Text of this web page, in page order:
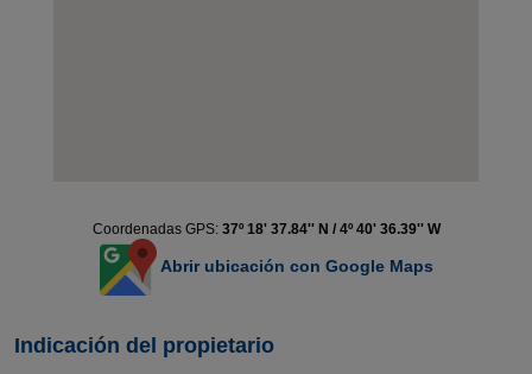
Coordenadas GPS: 37º 18' 37.84'' N / 4º 40' 36.39'' W
Abrir ubicación con Google Maps
Indicación del propietario